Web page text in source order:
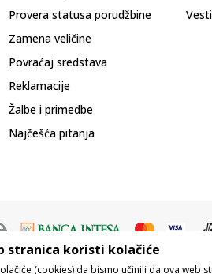
Provera statusa porudžbine
Zamena veličine
Povraćaj sredstava
Reklamacije
Žalbe i primedbe
Najčešća pitanja
Vesti
stranica koristi kolačiće
(cookies) da bismo učinili da ova web